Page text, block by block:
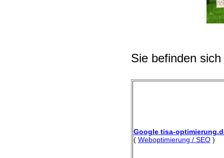
Sie befinden
Google tisa-
( Weboptimierung / SEO)